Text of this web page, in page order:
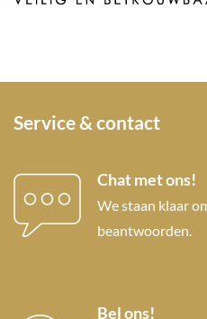
Service & contact
Chat met ons!
We staan klaar
beantwoorden.
Bel ons!